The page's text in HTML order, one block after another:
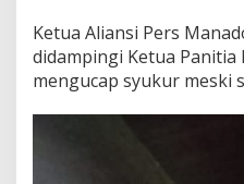
Ketua Aliansi Pers
didampingi Ketua Panitia
mengucap syukur meski